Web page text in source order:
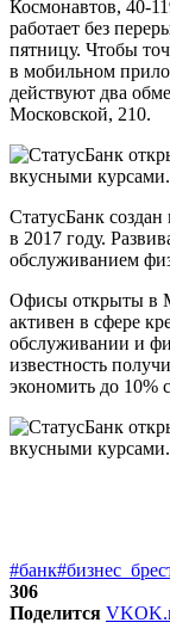
Космонавтов, 40-
работает без
пятницу. Чтобы
в мобильном
действуют два
Московской, 210.
СтатусБанк
в 2017 году.
обслуживанием
Офисы открыты в
активен в сфере
обслуживании и
известность
экономить до 10%
#банк
306
Поделится VK